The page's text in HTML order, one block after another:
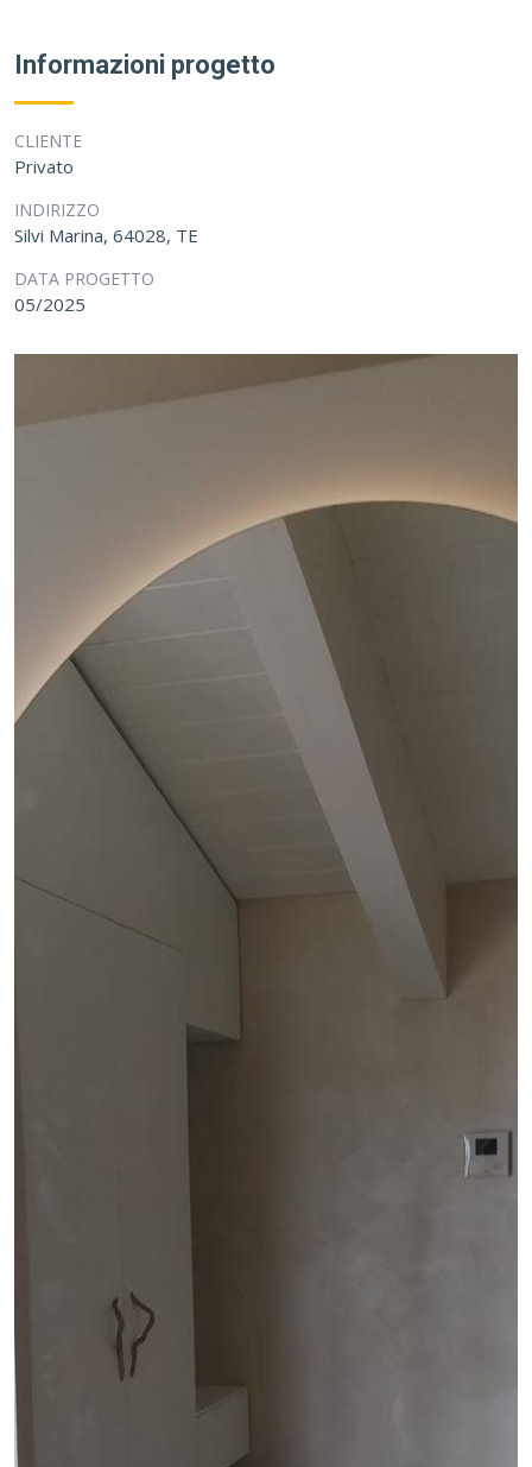
Informazioni progetto
CLIENTE
Privato
INDIRIZZO
Silvi Marina, 64028, TE
DATA PROGETTO
05/2025